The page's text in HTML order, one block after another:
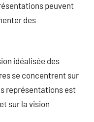
peuvent
des
idéalisée des
se concentrent sur
représentations est
sur la vision